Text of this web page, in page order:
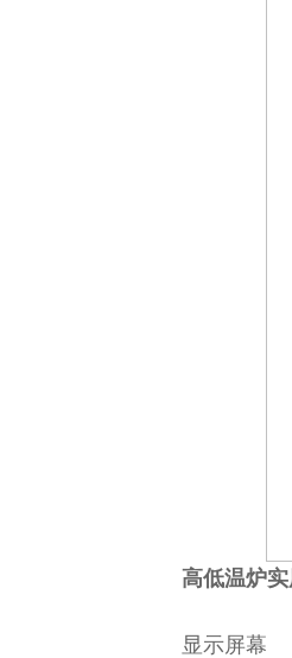
高低温炉
显示屏幕